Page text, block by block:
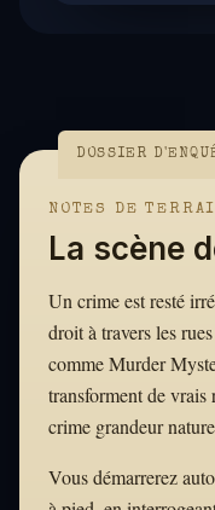
DOSSIER
NOTES DE
La scène
Un crime est resté
droit à travers les
comme Murder
transforment de vrais
crime grandeur
Vous démarrerez